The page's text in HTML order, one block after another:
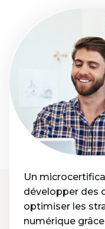
Un
développer des
optimiser les
numérique